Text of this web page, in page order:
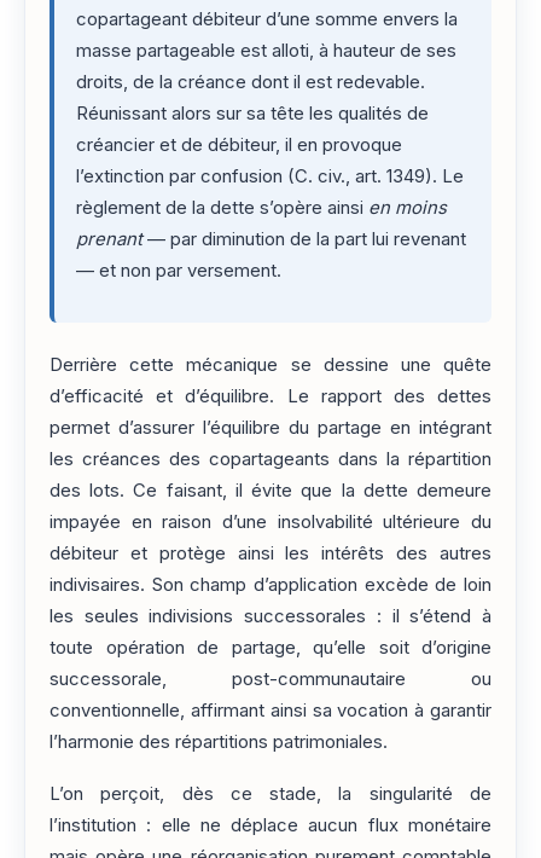
copartageant débiteur d’une somme envers la
masse partageable est alloti, à hauteur de ses
droits, de la créance dont il est redevable.
Réunissant alors sur sa tête les qualités de
créancier et de débiteur, il en provoque
l’extinction par confusion (C. civ., art. 1349). Le
règlement de la dette s’opère ainsi en moins
prenant— par diminution de la part lui revenant
— et non par versement.
Derrière cette mécanique se dessine une quête
d’efficacité et d’équilibre. Le rapport des dettes
permet d’assurer l’équilibre du partage en intégrant
les créances des copartageants dans la répartition
des lots. Ce faisant, il évite que la dette demeure
impayée en raison d’une insolvabilité ultérieure du
débiteur et protège ainsi les intérêts des autres
indivisaires. Son champ d’application excède de loin
les seules indivisions successorales : il s’étend à
toute opération de partage, qu’elle soit d’origine
successorale, post-communautaire ou
conventionnelle, affirmant ainsi sa vocation à garantir
l’harmonie des répartitions patrimoniales.
L’on perçoit, dès ce stade, la singularité de
l’institution : elle ne déplace aucun flux monétaire